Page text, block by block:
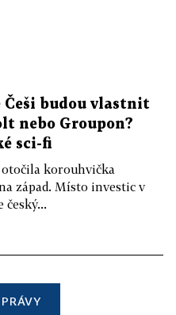
Češi budou vlastnit
nebo Groupon?
sci-fi
otočila korouhvička
západ. Místo investic v
český...